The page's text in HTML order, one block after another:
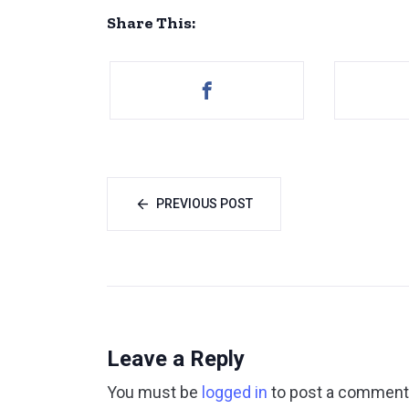
Share This:
PREVIOUS POST
Leave a Reply
You must be logged in to post a